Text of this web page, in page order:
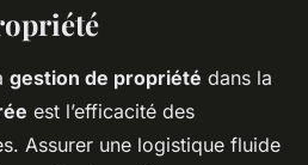
gestion de propriété dans la
est l’efficacité des
Assurer une logistique fluide